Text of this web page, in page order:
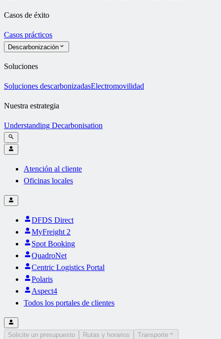
Casos de éxito
Casos prácticos
Descarbonización
Soluciones
Soluciones descarbonizadasElectromovilidad
Nuestra estrategia
Understanding Decarbonisation
Atención al cliente
Oficinas locales
DFDS Direct
MyFreight 2
Spot Booking
QuadroNet
Centric Logistics Portal
Polaris
Aspect4
Todos los portales de clientes
Solicite un presupuesto Rutas y horarios
Transporte